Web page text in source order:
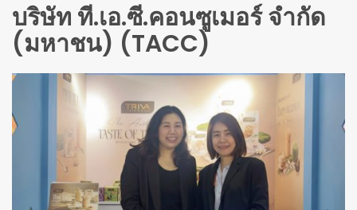
บริษัท ที.เอ.ซี.คอนซูเมอร์ จำกัด
(มหาชน) (TACC)